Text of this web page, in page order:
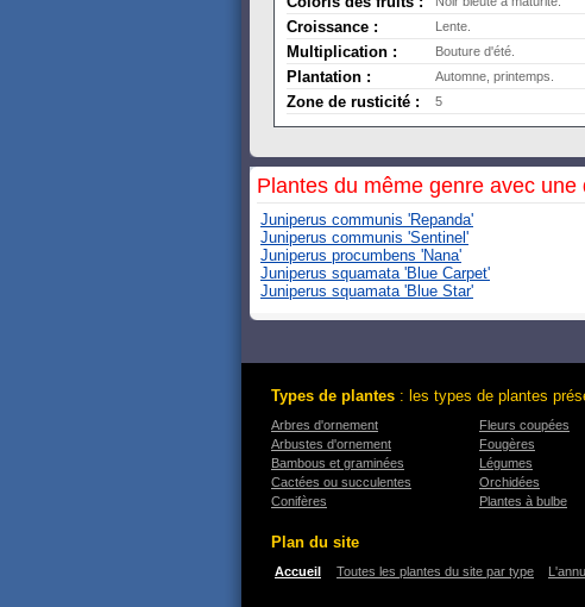
Croissance : Lente.
Multiplication : Bouture d'été.
Plantation : Automne, printemps.
Zone de rusticité : 5
Plantes du même genre avec une
Juniperus communis 'Repanda'
Juniperus communis 'Sentinel'
Juniperus procumbens 'Nana'
Juniperus squamata 'Blue Carpet'
Juniperus squamata 'Blue Star'
Types de plantes : les types de plantes
Arbres d'ornement
Arbustes d'ornement
Bambous et graminées
Cactées ou succulentes
Conifères
Fleurs coupées
Fougères
Légumes
Orchidées
Plantes à bulbe
Plan du site
Accueil Toutes les plantes du site par type